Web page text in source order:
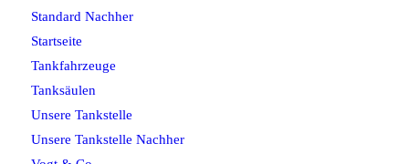
Standard Nachher
Startseite
Tankfahrzeuge
Tanksäulen
Unsere Tankstelle
Unsere Tankstelle Nachher